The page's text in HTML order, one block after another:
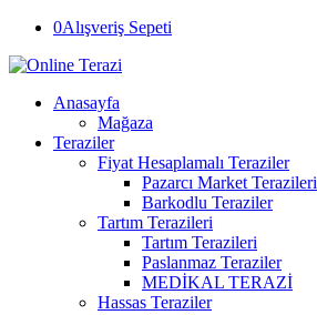
0Alışveriş Sepeti
Anasayfa
Mağaza
Teraziler
Fiyat Hesaplamalı Teraziler
Pazarcı Market Terazileri
Barkodlu Teraziler
Tartım Terazileri
Tartım Terazileri
Paslanmaz Teraziler
MEDİKAL TERAZİ
Hassas Teraziler